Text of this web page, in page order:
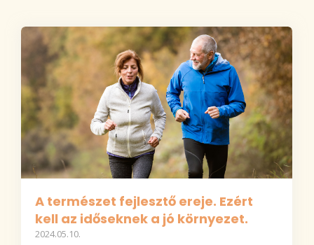
A természet fejlesztő ereje. Ezért
kell az időseknek a jó környezet.
2024.05.10.